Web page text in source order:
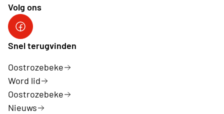
Volg ons
Snel terugvinden
Oostrozebeke
Word lid
Oostrozebeke
Nieuws